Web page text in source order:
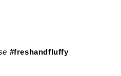
#freshandfluffy